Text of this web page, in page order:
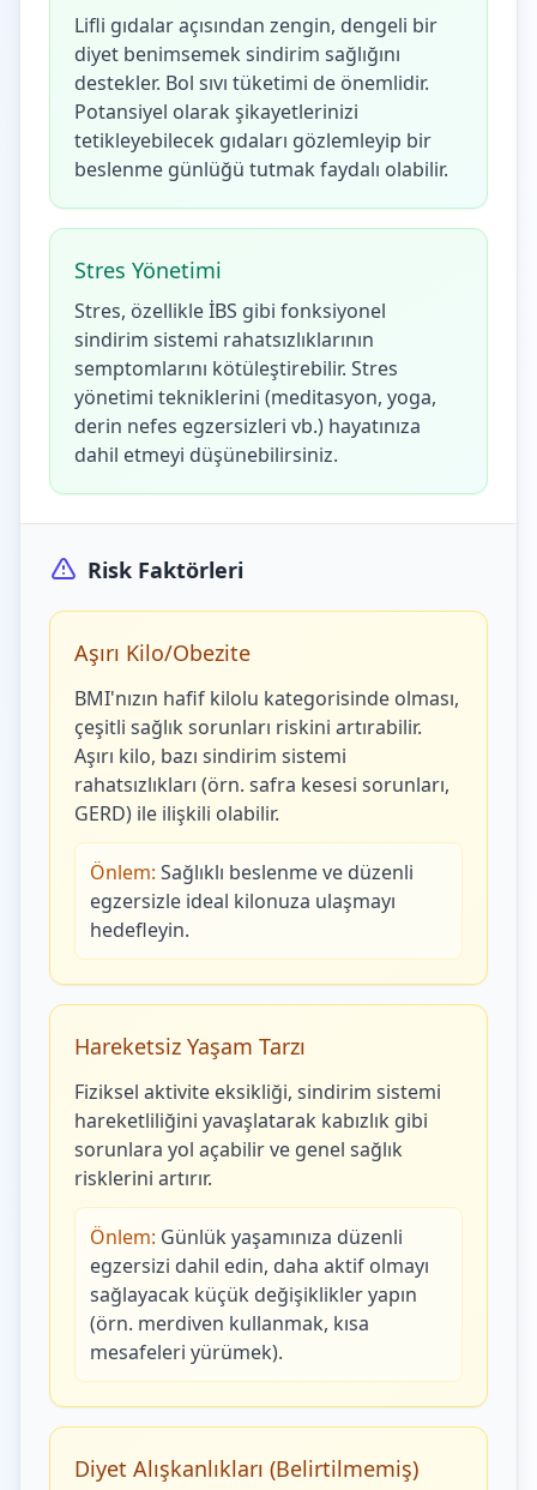
Lifli gıdalar açısından zengin, dengeli bir
diyet benimsemek sindirim sağlığını
destekler. Bol sıvı tüketimi de önemlidir.
Potansiyel olarak şikayetlerinizi
tetikleyebilecek gıdaları gözlemleyip bir
beslenme günlüğü tutmak faydalı olabilir.
Stres Yönetimi
Stres, özellikle İBS gibi fonksiyonel
sindirim sistemi rahatsızlıklarının
semptomlarını kötüleştirebilir. Stres
yönetimi tekniklerini (meditasyon, yoga,
derin nefes egzersizleri vb.) hayatınıza
dahil etmeyi düşünebilirsiniz.
Risk Faktörleri
Aşırı Kilo/Obezite
BMI'nızın hafif kilolu kategorisinde olması,
çeşitli sağlık sorunları riskini artırabilir.
Aşırı kilo, bazı sindirim sistemi
rahatsızlıkları (örn. safra kesesi sorunları,
GERD) ile ilişkili olabilir.
Önlem: Sağlıklı beslenme ve düzenli
egzersizle ideal kilonuza ulaşmayı
hedefleyin.
Hareketsiz Yaşam Tarzı
Fiziksel aktivite eksikliği, sindirim sistemi
hareketliliğini yavaşlatarak kabızlık gibi
sorunlara yol açabilir ve genel sağlık
risklerini artırır.
Önlem: Günlük yaşamınıza düzenli
egzersizi dahil edin, daha aktif olmayı
sağlayacak küçük değişiklikler yapın
(örn. merdiven kullanmak, kısa
mesafeleri yürümek).
Diyet Alışkanlıkları (Belirtilmemiş)